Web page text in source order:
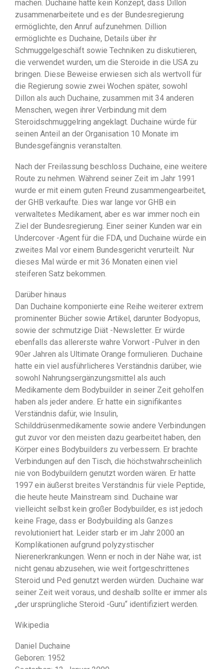
machen. Duchaine hatte kein Konzept, dass Dillon
zusammenarbeitete und es der Bundesregierung
ermöglichte, den Anruf aufzunehmen. Dillion
ermöglichte es Duchaine, Details über ihr
Schmuggelgeschäft sowie Techniken zu diskutieren,
die verwendet wurden, um die Steroide in die USA zu
bringen. Diese Beweise erwiesen sich als wertvoll für
die Regierung sowie zwei Wochen später, sowohl
Dillon als auch Duchaine, zusammen mit 34 anderen
Menschen, wegen ihrer Verbindung mit dem
Steroidschmuggelring angeklagt. Duchaine würde für
seinen Anteil an der Organisation 10 Monate im
Bundesgefängnis veranstalten.
Nach der Freilassung beschloss Duchaine, eine weitere
Route zu nehmen. Während seiner Zeit im Jahr 1991
wurde er mit einem guten Freund zusammengearbeitet,
der GHB verkaufte. Dies war lange vor GHB ein
verwaltetes Medikament, aber es war immer noch ein
Ziel der Bundesregierung. Einer seiner Kunden war ein
Undercover -Agent für die FDA, und Duchaine würde ein
zweites Mal vor einem Bundesgericht verurteilt. Nur
dieses Mal würde er mit 36 Monaten einen viel
steiferen Satz bekommen.
Darüber hinaus
Dan Duchaine komponierte eine Reihe weiterer extrem
prominenter Bücher sowie Artikel, darunter Bodyopus,
sowie der schmutzige Diät -Newsletter. Er würde
ebenfalls das allererste wahre Vorwort -Pulver in den
90er Jahren als Ultimate Orange formulieren. Duchaine
hatte ein viel ausführlicheres Verständnis darüber, wie
sowohl Nahrungsergänzungsmittel als auch
Medikamente dem Bodybuilder in seiner Zeit geholfen
haben als jeder andere. Er hatte ein signifikantes
Verständnis dafür, wie Insulin,
Schilddrüsenmedikamente sowie andere Verbindungen
gut zuvor vor den meisten dazu gearbeitet haben, den
Körper eines Bodybuilders zu verbessern. Er brachte
Verbindungen auf den Tisch, die höchstwahrscheinlich
nie von Bodybuildern genutzt worden wären. Er hatte
1997 ein äußerst breites Verständnis für viele Peptide,
die heute heute Mainstream sind. Duchaine war
vielleicht selbst kein großer Bodybuilder, es ist jedoch
keine Frage, dass er Bodybuilding als Ganzes
revolutioniert hat. Leider starb er im Jahr 2000 an
Komplikationen aufgrund polyzystischer
Nierenerkrankungen. Wenn er noch in der Nähe war, ist
nicht genau abzusehen, wie weit fortgeschrittenes
Steroid und Ped genutzt werden würden. Duchaine war
seiner Zeit weit voraus, und deshalb sollte er immer als
„der ursprüngliche Steroid -Guru“ identifiziert werden.
Wikipedia
Daniel Duchaine
Geboren: 1952